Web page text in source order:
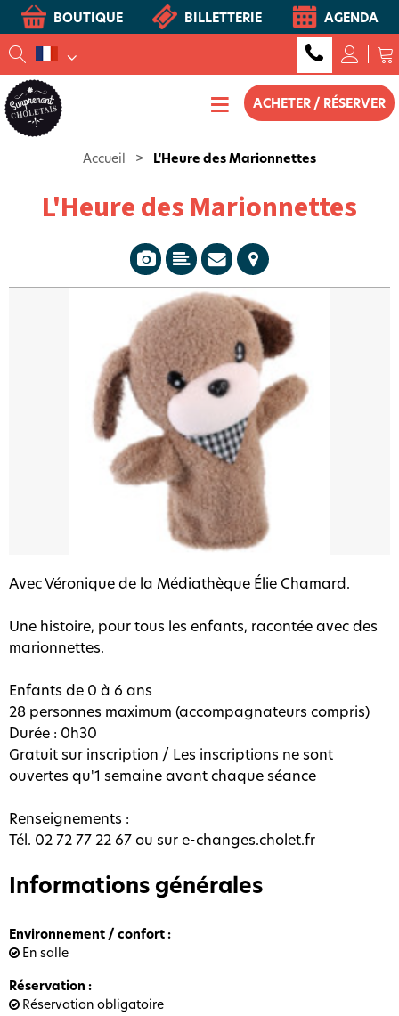
BOUTIQUE BILLETTERIE AGENDA
ACHETER / RÉSERVER
Accueil > L'Heure des Marionnettes
L'Heure des Marionnettes
Avec Véronique de la Médiathèque Élie Chamard.
Une histoire, pour tous les enfants, racontée avec des
marionnettes.
Enfants de 0 à 6 ans
28 personnes maximum (accompagnateurs compris)
Durée : 0h30
Gratuit sur inscription / Les inscriptions ne sont
ouvertes qu'1 semaine avant chaque séance
Renseignements :
Tél. 02 72 77 22 67 ou sur e-changes.cholet.fr
Informations générales
Environnement / confort :
En salle
Réservation :
Réservation obligatoire